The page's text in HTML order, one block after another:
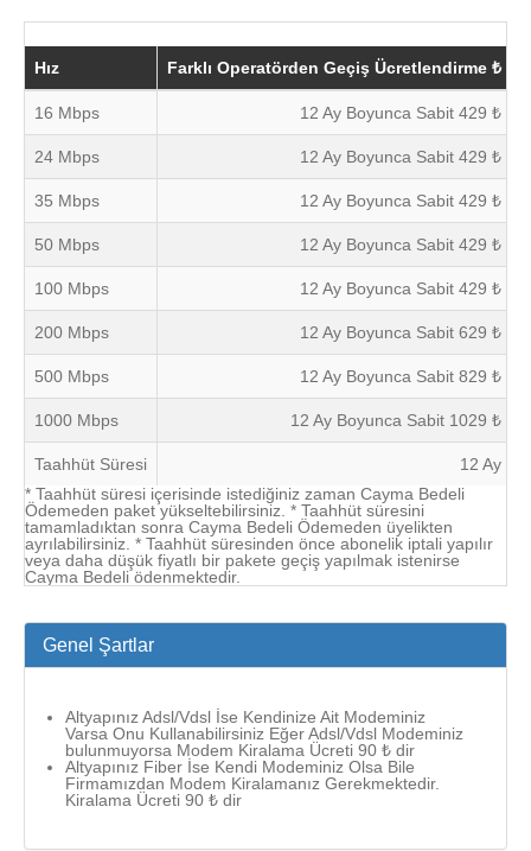
Hız Farklı Operatörden Geçiş Ücretlendirme ₺
16 Mbps 12 Ay Boyunca Sabit 429 ₺
24 Mbps 12 Ay Boyunca Sabit 429 ₺
35 Mbps 12 Ay Boyunca Sabit 429 ₺
50 Mbps 12 Ay Boyunca Sabit 429 ₺
100 Mbps 12 Ay Boyunca Sabit 429 ₺
200 Mbps 12 Ay Boyunca Sabit 629 ₺
500 Mbps 12 Ay Boyunca Sabit 829 ₺
1000 Mbps 12 Ay Boyunca Sabit 1029 ₺
Taahhüt Süresi
12 Ay
* Taahhüt süresi içerisinde istediğiniz zaman Cayma Bedeli
Ödemeden paket yükseltebilirsiniz. * Taahhüt süresini
tamamladıktan sonra Cayma Bedeli Ödemeden üyelikten
ayrılabilirsiniz. * Taahhüt süresinden önce abonelik iptali yapılır
veya daha düşük fiyatlı bir pakete geçiş yapılmak istenirse
Cayma Bedeli ödenmektedir.
Genel Şartlar
Altyapınız Adsl/Vdsl İse Kendinize Ait Modeminiz
Varsa Onu Kullanabilirsiniz Eğer Adsl/Vdsl Modeminiz
bulunmuyorsa Modem Kiralama Ücreti 90 ₺ dir
Altyapınız Fiber İse Kendi Modeminiz Olsa Bile
Firmamızdan Modem Kiralamanız Gerekmektedir.
Kiralama Ücreti 90 ₺ dir